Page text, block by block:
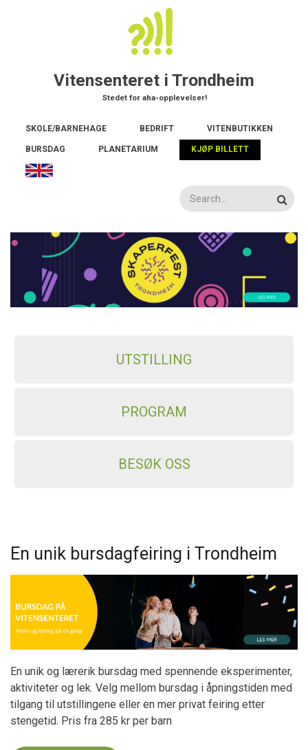
Vitensenteret i Trondheim
Stedet for aha-opplevelser!
Main
navigation
SKOLE/BARNEHAGE BEDRIFT VITENBUTIKKEN
BURSDAG PLANETARIUM KJØP BILLETT
UTSTILLING
PROGRAM
BESØK OSS
En unik bursdagfeiring i Trondheim
En unik og lærerik bursdag med spennende eksperimenter,
aktiviteter og lek. Velg mellom bursdag i åpningstiden med
tilgang til utstillingene eller en mer privat feiring etter
stengetid. Pris fra 285 kr per barn